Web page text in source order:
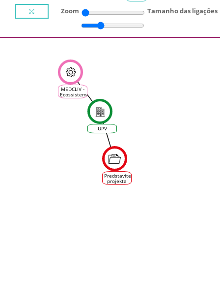
Zoom Tamanho das ligações
UPV
MEDCLIV -
Ecossistema
Climático
Mediterrânico
Predstavitev
projekta
MEDCLIV